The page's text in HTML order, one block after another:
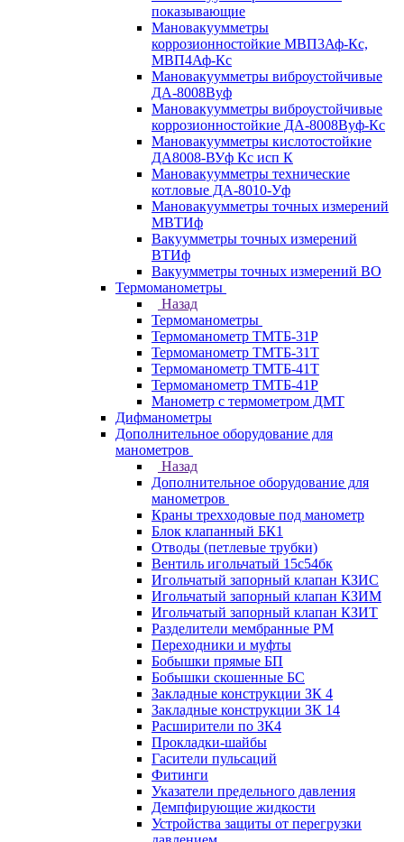
показывающие
Мановакуумметры
коррозионностойкие МВП3Аф-Кс,
МВП4Аф-Кс
Мановакуумметры виброустойчивые
ДА-8008Вуф
Мановакуумметры виброустойчивые
коррозионностойкие ДА-8008Вуф-Кс
Мановакуумметры кислотостойкие
ДА8008-ВУф Кс исп К
Мановакуумметры технические
котловые ДА-8010-Уф
Мановакуумметры точных измерений
МВТИф
Вакуумметры точных измерений
ВТИф
Вакуумметры точных измерений ВО
Термоманометры
Назад
Термоманометры
Термоманометр ТМТБ-31Р
Термоманометр ТМТБ-31Т
Термоманометр ТМТБ-41Т
Термоманометр ТМТБ-41Р
Манометр с термометром ДМТ
Дифманометры
Дополнительное оборудование для
манометров
Назад
Дополнительное оборудование для
манометров
Краны трехходовые под манометр
Блок клапанный БК1
Отводы (петлевые трубки)
Вентиль игольчатый 15с54бк
Игольчатый запорный клапан КЗИС
Игольчатый запорный клапан КЗИМ
Игольчатый запорный клапан КЗИТ
Разделители мембранные РМ
Переходники и муфты
Бобышки прямые БП
Бобышки скошенные БС
Закладные конструкции ЗК 4
Закладные конструкции ЗК 14
Расширители по ЗК4
Прокладки-шайбы
Гасители пульсаций
Фитинги
Указатели предельного давления
Демпфирующие жидкости
Устройства защиты от перегрузки